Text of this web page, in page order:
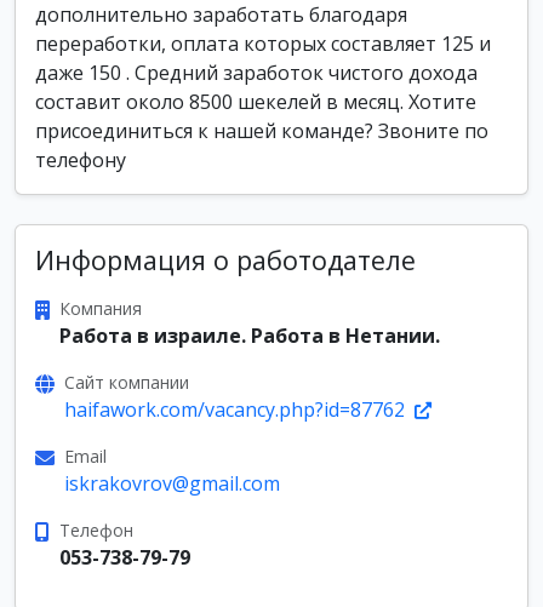
дополнительно заработать благодаря
переработки, оплата которых составляет 125 и
даже 150 . Средний заработок чистого дохода
составит около 8500 шекелей в месяц. Хотите
присоединиться к нашей команде? Звоните по
телефону
Информация о работодателе
Компания
Работа в израиле. Работа в Нетании.
Сайт компании
haifawork.com/vacancy.php?id=87762
Email
iskrakovrov@gmail.com
Телефон
053-738-79-79